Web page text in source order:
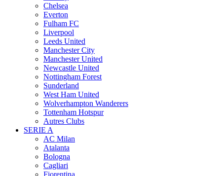
Chelsea
Everton
Fulham FC
Liverpool
Leeds United
Manchester City
Manchester United
Newcastle United
Nottingham Forest
Sunderland
West Ham United
Wolverhampton Wanderers
Tottenham Hotspur
Autres Clubs
SERIE A
AC Milan
Atalanta
Bologna
Cagliari
Fiorentina